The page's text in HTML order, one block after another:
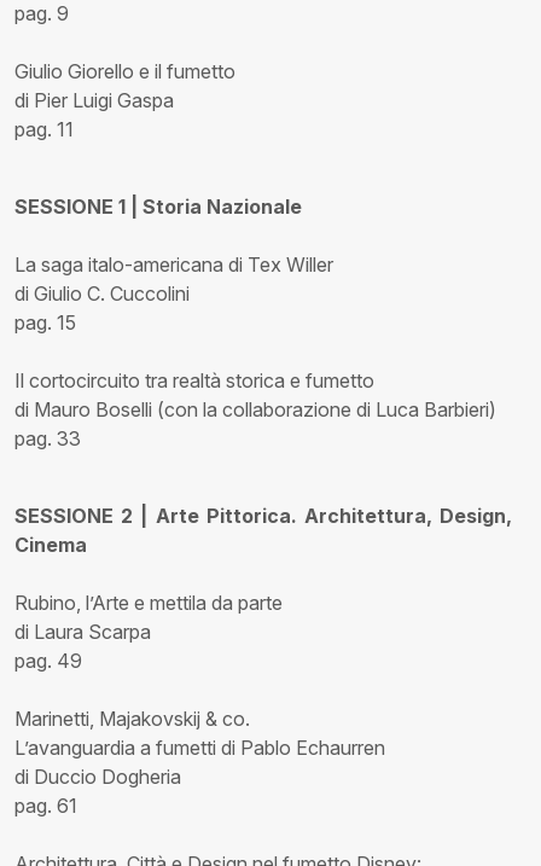
pag. 9
Giulio Giorello e il fumetto
di Pier Luigi Gaspa
pag. 11
SESSIONE 1 | Storia Nazionale
La saga italo-americana di Tex Willer
di Giulio C. Cuccolini
pag. 15
Il cortocircuito tra realtà storica e fumetto
di Mauro Boselli (con la collaborazione di Luca Barbieri)
pag. 33
SESSIONE 2 | Arte Pittorica. Architettura, Design,
Cinema
Rubino, l’Arte e mettila da parte
di Laura Scarpa
pag. 49
Marinetti, Majakovskij & co.
L’avanguardia a fumetti di Pablo Echaurren
di Duccio Dogheria
pag. 61